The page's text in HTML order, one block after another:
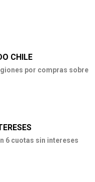
CHILE
por compras sobre
6 cuotas sin intereses